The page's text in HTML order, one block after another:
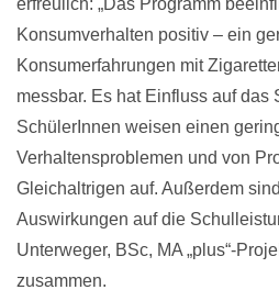
erfreulich: „Das Programm
Konsumverhalten positiv – ein
Konsumerfahrungen mit
messbar. Es hat Einfluss auf das
SchülerInnen weisen einen
Verhaltensproblemen und von
Gleichaltrigen auf. Außerdem
Auswirkungen auf die
Unterweger, BSc, MA „plus“-
zusammen.